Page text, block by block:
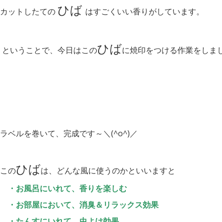
カットしたての ひば はすごくいい香りがしています。
ということで、今日はこのひばに焼印をつける作業をしま
ラベルを巻いて、完成です～＼(^o^)／
このひばは、どんな風に使うのかといいますと
・お風呂にいれて、香りを楽しむ
・お部屋において、消臭＆リラックス効果